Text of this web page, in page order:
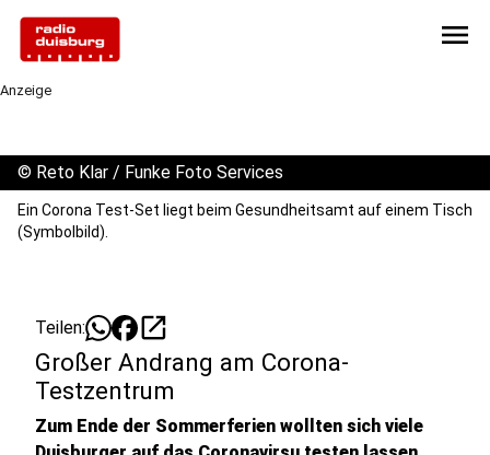
menu
Anzeige
© Reto Klar / Funke Foto Services
Ein Corona Test-Set liegt beim Gesundheitsamt auf einem Tisch
(Symbolbild).
Teilen: open_in_new
Großer Andrang am Corona-
Testzentrum
Zum Ende der Sommerferien wollten sich viele